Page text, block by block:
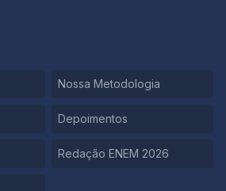
Nossa Metodologia
Depoimentos
Redação ENEM 2026